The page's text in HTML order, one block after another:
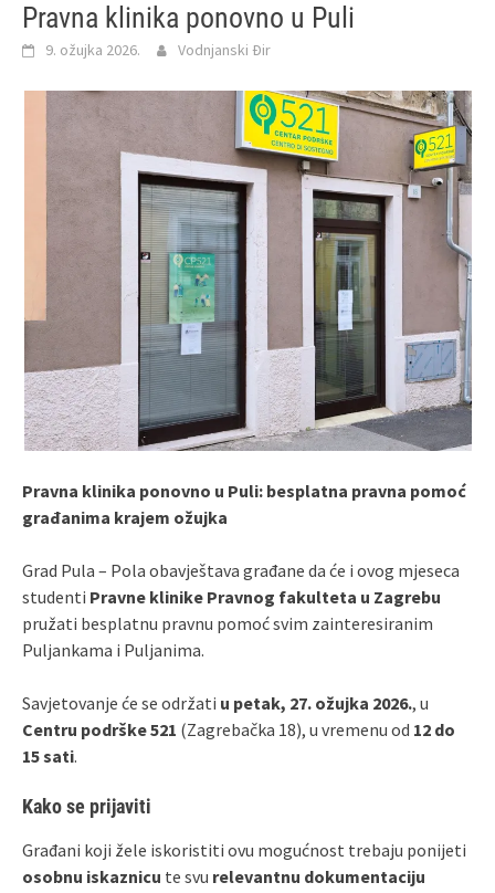
Pravna klinika ponovno u Puli
9. ožujka 2026. Vodnjanski Đir
Pravna klinika ponovno u Puli: besplatna pravna pomoć
građanima krajem ožujka
Grad Pula – Pola obavještava građane da će i ovog mjeseca
studenti Pravne klinike Pravnog fakulteta u Zagrebu
pružati besplatnu pravnu pomoć svim zainteresiranim
Puljankama i Puljanima.
Savjetovanje će se održati u petak, 27. ožujka 2026., u
Centru podrške 521 (Zagrebačka 18), u vremenu od 12 do
15 sati.
Kako se prijaviti
Građani koji žele iskoristiti ovu mogućnost trebaju ponijeti
osobnu iskaznicu te svu relevantnu dokumentaciju